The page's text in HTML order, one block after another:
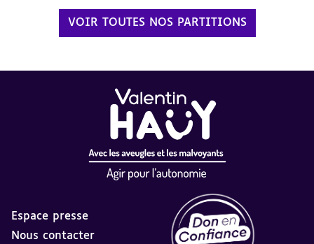
VOIR TOUTES NOS PARTITIONS
Espace presse
Nous contacter